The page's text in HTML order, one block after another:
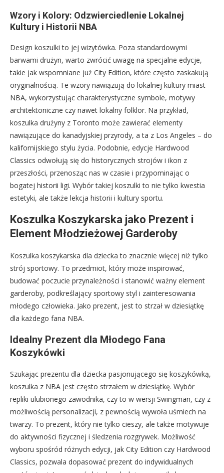
Wzory i Kolory: Odzwierciedlenie Lokalnej
Kultury i Historii NBA
Design koszulki to jej wizytówka. Poza standardowymi
barwami drużyn, warto zwrócić uwagę na specjalne edycje,
takie jak wspomniane już City Edition, które często zaskakują
oryginalnością. Te wzory nawiązują do lokalnej kultury miast
NBA, wykorzystując charakterystyczne symbole, motywy
architektoniczne czy nawet lokalny folklor. Na przykład,
koszulka drużyny z Toronto może zawierać elementy
nawiązujące do kanadyjskiej przyrody, a ta z Los Angeles – do
kalifornijskiego stylu życia. Podobnie, edycje Hardwood
Classics odwołują się do historycznych strojów i ikon z
przeszłości, przenosząc nas w czasie i przypominając o
bogatej historii ligi. Wybór takiej koszulki to nie tylko kwestia
estetyki, ale także lekcja historii i kultury sportu.
Koszulka Koszykarska jako Prezent i
Element Młodzieżowej Garderoby
Koszulka koszykarska dla dziecka to znacznie więcej niż tylko
strój sportowy. To przedmiot, który może inspirować,
budować poczucie przynależności i stanowić ważny element
garderoby, podkreślający sportowy styl i zainteresowania
młodego człowieka. Jako prezent, jest to strzał w dziesiątkę
dla każdego fana NBA.
Idealny Prezent dla Młodego Fana
Koszykówki
Szukając prezentu dla dziecka pasjonującego się koszykówką,
koszulka z NBA jest często strzałem w dziesiątkę. Wybór
repliki ulubionego zawodnika, czy to w wersji Swingman, czy z
możliwością personalizacji, z pewnością wywoła uśmiech na
twarzy. To prezent, który nie tylko cieszy, ale także motywuje
do aktywności fizycznej i śledzenia rozgrywek. Możliwość
wyboru spośród różnych edycji, jak City Edition czy Hardwood
Classics, pozwala dopasować prezent do indywidualnych